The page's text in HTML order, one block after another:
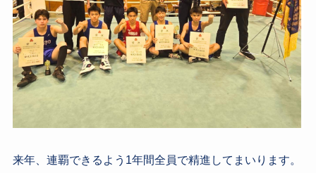
来年、連覇できるよう1年間全員で精進してまいります。